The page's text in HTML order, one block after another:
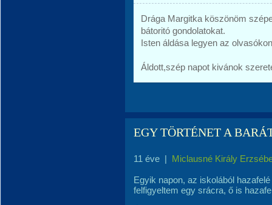
Drága Margitka köszönöm
bátoritó gondolatokat.
Isten áldása legyen az
Áldott,szép napot kivánok
EGY TÖRTÉNET A
11 éve | Miclausné Király
Egyik napon, az iskolából
felfigyeltem egy srácra, ő is